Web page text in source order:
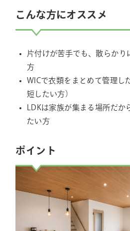
こんな方にオススメ
片付けが苦手でも、散らかり
方
WICで衣類をまとめて管理し
短したい方）
LDKは家族が集まる場所だか
たい方
ポイント